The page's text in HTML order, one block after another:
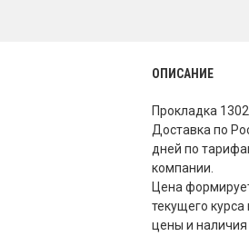
ОПИСАНИЕ
Прокладка
Доставка по
дней по
компании.
Цена
текущего
цены и наличия